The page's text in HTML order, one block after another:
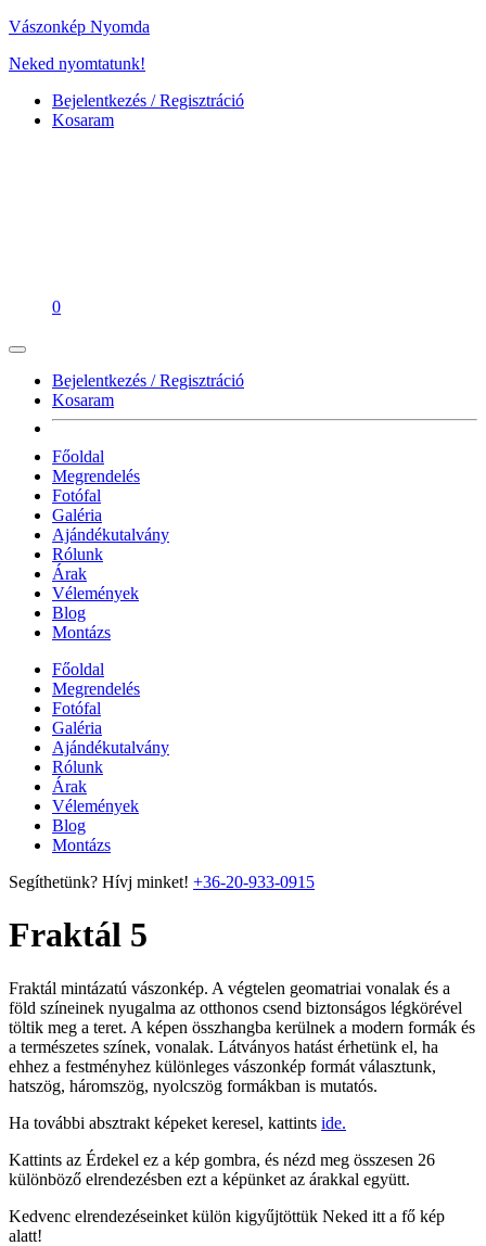
Vászonkép Nyomda
Neked nyomtatunk!
Bejelentkezés / Regisztráció
Kosaram
0
Bejelentkezés / Regisztráció
Kosaram
Főoldal
Megrendelés
Fotófal
Galéria
Ajándékutalvány
Rólunk
Árak
Vélemények
Blog
Montázs
Főoldal
Megrendelés
Fotófal
Galéria
Ajándékutalvány
Rólunk
Árak
Vélemények
Blog
Montázs
Segíthetünk? Hívj minket! +36-20-933-0915
Fraktál 5
Fraktál mintázatú vászonkép. A végtelen geomatriai vonalak és a
föld színeinek nyugalma az otthonos csend biztonságos légkörével
töltik meg a teret. A képen összhangba kerülnek a modern formák és
a természetes színek, vonalak. Látványos hatást érhetünk el, ha
ehhez a festményhez különleges vászonkép formát választunk,
hatszög, háromszög, nyolcszög formákban is mutatós.
Ha további absztrakt képeket keresel, kattints ide.
Kattints az Érdekel ez a kép gombra, és nézd meg összesen 26
különböző elrendezésben ezt a képünket az árakkal együtt.
Kedvenc elrendezéseinket külön kigyűjtöttük Neked itt a fő kép
alatt!